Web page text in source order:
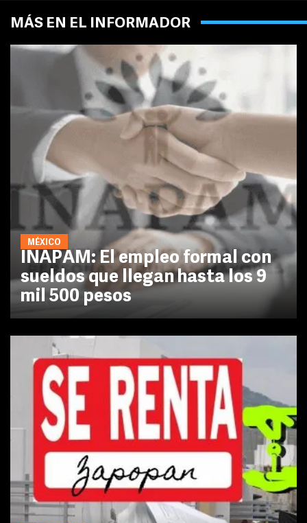
MÁS EN EL INFORMADOR
MÉXICO
INAPAM: El empleo formal con
sueldos que llegan hasta los 9
mil 500 pesos